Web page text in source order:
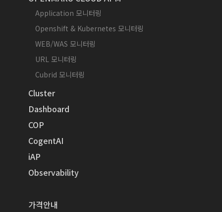
Application 모니터링
Openshift & Kubernetes 모니터링
WEB/WAS 모니터링
URL 모니터링
Cubrid 모니터링
Cluster
Dashboard
COP
CogentAI
iAP
Observability
가격안내